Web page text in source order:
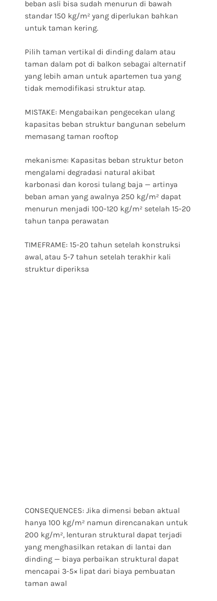
beban asli bisa sudah menurun di bawah
standar 150 kg/m² yang diperlukan bahkan
untuk taman kering.
Pilih taman vertikal di dinding dalam atau
taman dalam pot di balkon sebagai alternatif
yang lebih aman untuk apartemen tua yang
tidak memodifikasi struktur atap.
MISTAKE: Mengabaikan pengecekan ulang
kapasitas beban struktur bangunan sebelum
memasang taman rooftop
mekanisme: Kapasitas beban struktur beton
mengalami degradasi natural akibat
karbonasi dan korosi tulang baja — artinya
beban aman yang awalnya 250 kg/m² dapat
menurun menjadi 100-120 kg/m² setelah 15-20
tahun tanpa perawatan
TIMEFRAME: 15-20 tahun setelah konstruksi
awal, atau 5-7 tahun setelah terakhir kali
struktur diperiksa
CONSEQUENCES: Jika dimensi beban aktual
hanya 100 kg/m² namun direncanakan untuk
200 kg/m², lenturan struktural dapat terjadi
yang menghasilkan retakan di lantai dan
dinding — biaya perbaikan struktural dapat
mencapai 3-5× lipat dari biaya pembuatan
taman awal